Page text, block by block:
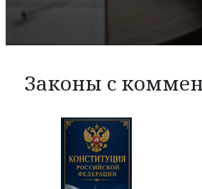
Законы с